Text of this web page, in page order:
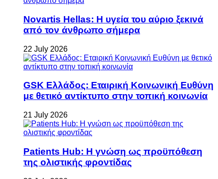
Novartis Hellas: Η υγεία του αύριο ξεκινά
από τον άνθρωπο σήμερα
22 July 2026
GSK Ελλάδος: Εταιρική Κοινωνική Ευθύνη
με θετικό αντίκτυπο στην τοπική κοινωνία
21 July 2026
Patients Hub: Η γνώση ως προϋπόθεση
της ολιστικής φροντίδας